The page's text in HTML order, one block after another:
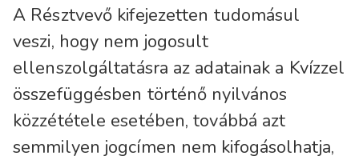
A Résztvevő kifejezetten tudomásul
veszi, hogy nem jogosult
ellenszolgáltatásra az adatainak a Kvízzel
összefüggésben történő nyilvános
közzététele esetében, továbbá azt
semmilyen jogcímen nem kifogásolhatja,